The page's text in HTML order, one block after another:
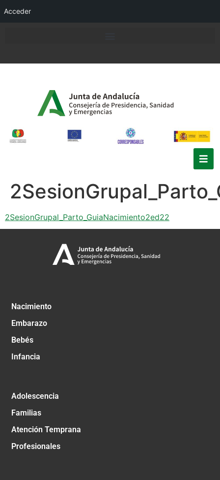
Acceder
2SesionGrupal_Parto_GuiaNacimiento2ed22
Nacimiento
Embarazo
Bebés
Infancia
Adolescencia
Familias
Atención Temprana
Profesionales